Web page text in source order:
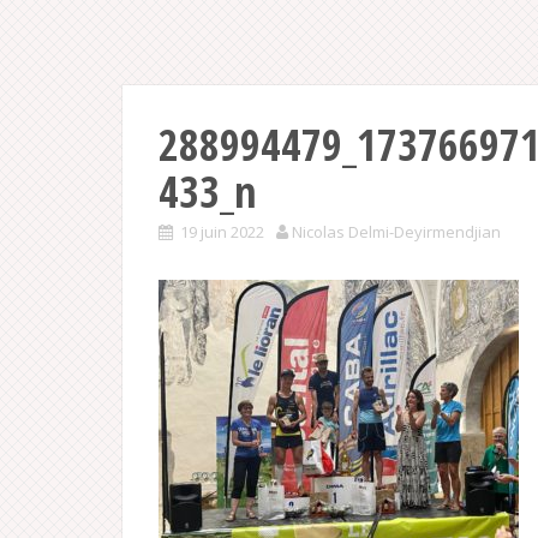
433_n
19 juin 2022 Nicolas Delmi-Deyirmendjian